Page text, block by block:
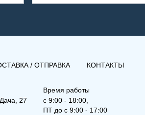
/ ОТПРАВКА КОНТАКТЫ
27
Время работы
с 9:00 - 18:00,
ПТ до с 9:00 - 17:00